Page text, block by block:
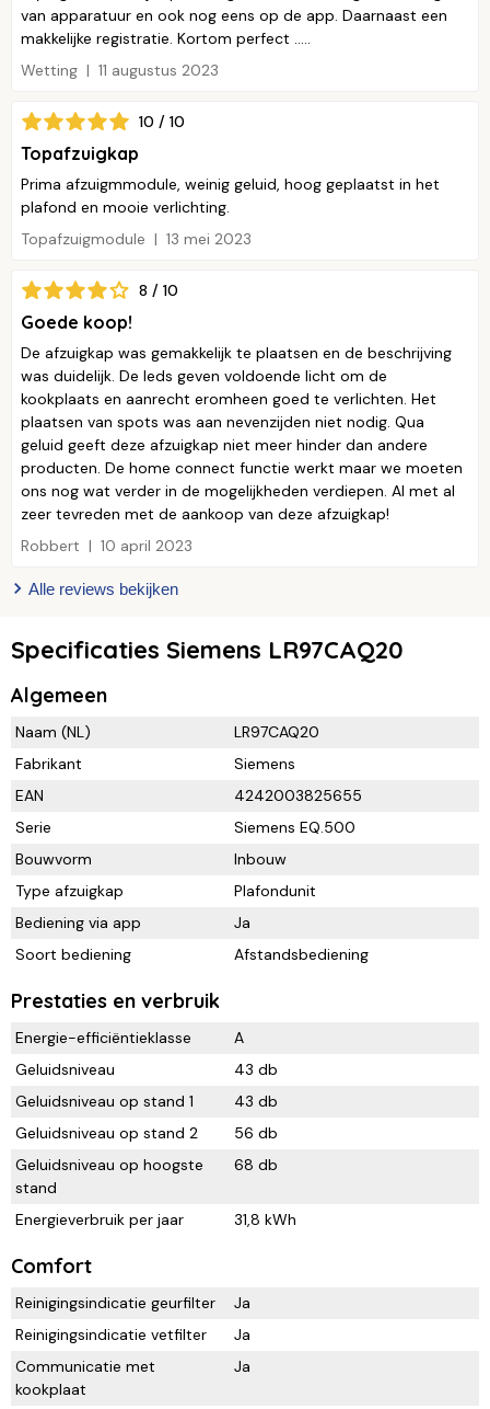
van apparatuur en ook nog eens op de app. Daarnaast een
makkelijke registratie. Kortom perfect .....
Wetting
11 augustus 2023
10 / 10
Topafzuigkap
Prima afzuigmmodule, weinig geluid, hoog geplaatst in het
plafond en mooie verlichting.
Topafzuigmodule
13 mei 2023
8 / 10
Goede koop!
De afzuigkap was gemakkelijk te plaatsen en de beschrijving
was duidelijk. De leds geven voldoende licht om de
kookplaats en aanrecht eromheen goed te verlichten. Het
plaatsen van spots was aan nevenzijden niet nodig. Qua
geluid geeft deze afzuigkap niet meer hinder dan andere
producten. De home connect functie werkt maar we moeten
ons nog wat verder in de mogelijkheden verdiepen. Al met al
zeer tevreden met de aankoop van deze afzuigkap!
Robbert
10 april 2023
Alle reviews bekijken
Specificaties Siemens LR97CAQ20
Algemeen
Naam (NL)
LR97CAQ20
Fabrikant
Siemens
EAN
4242003825655
Serie
Siemens EQ.500
Bouwvorm
Inbouw
Type afzuigkap
Plafondunit
Bediening via app
Ja
Soort bediening
Afstandsbediening
Prestaties en verbruik
Energie-efficiëntieklasse
A
Geluidsniveau
43 db
Geluidsniveau op stand 1
43 db
Geluidsniveau op stand 2
56 db
Geluidsniveau op hoogste
stand
68 db
Energieverbruik per jaar 31,8 kWh
Comfort
Reinigingsindicatie geurfilter
Ja
Reinigingsindicatie vetfilter
Ja
Communicatie met
kookplaat
Ja